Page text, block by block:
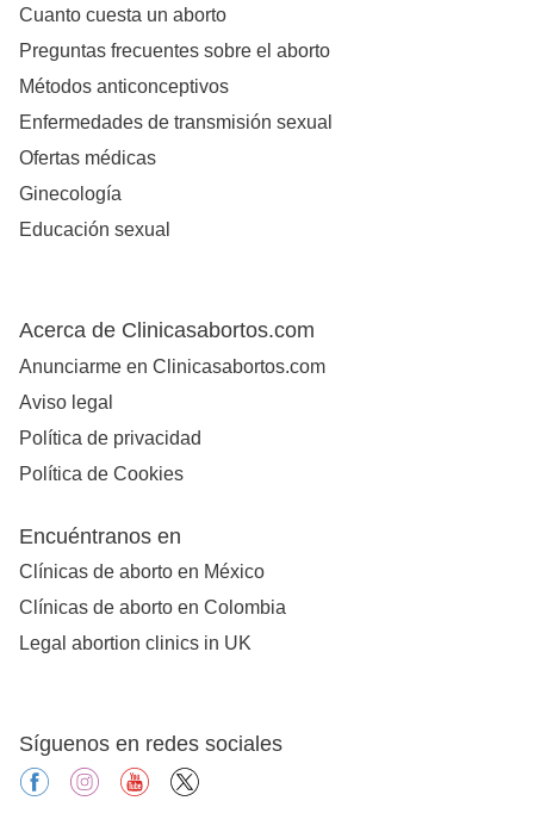
Cuanto cuesta un aborto
Preguntas frecuentes sobre el aborto
Métodos anticonceptivos
Enfermedades de transmisión sexual
Ofertas médicas
Ginecología
Educación sexual
Acerca de Clinicasabortos.com
Anunciarme en Clinicasabortos.com
Aviso legal
Política de privacidad
Política de Cookies
Encuéntranos en
Clínicas de aborto en México
Clínicas de aborto en Colombia
Legal abortion clinics in UK
Síguenos en redes sociales
facebookinstagramyoutube